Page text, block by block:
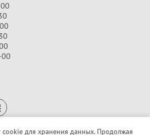
cookie для хранения данных. Продолжая